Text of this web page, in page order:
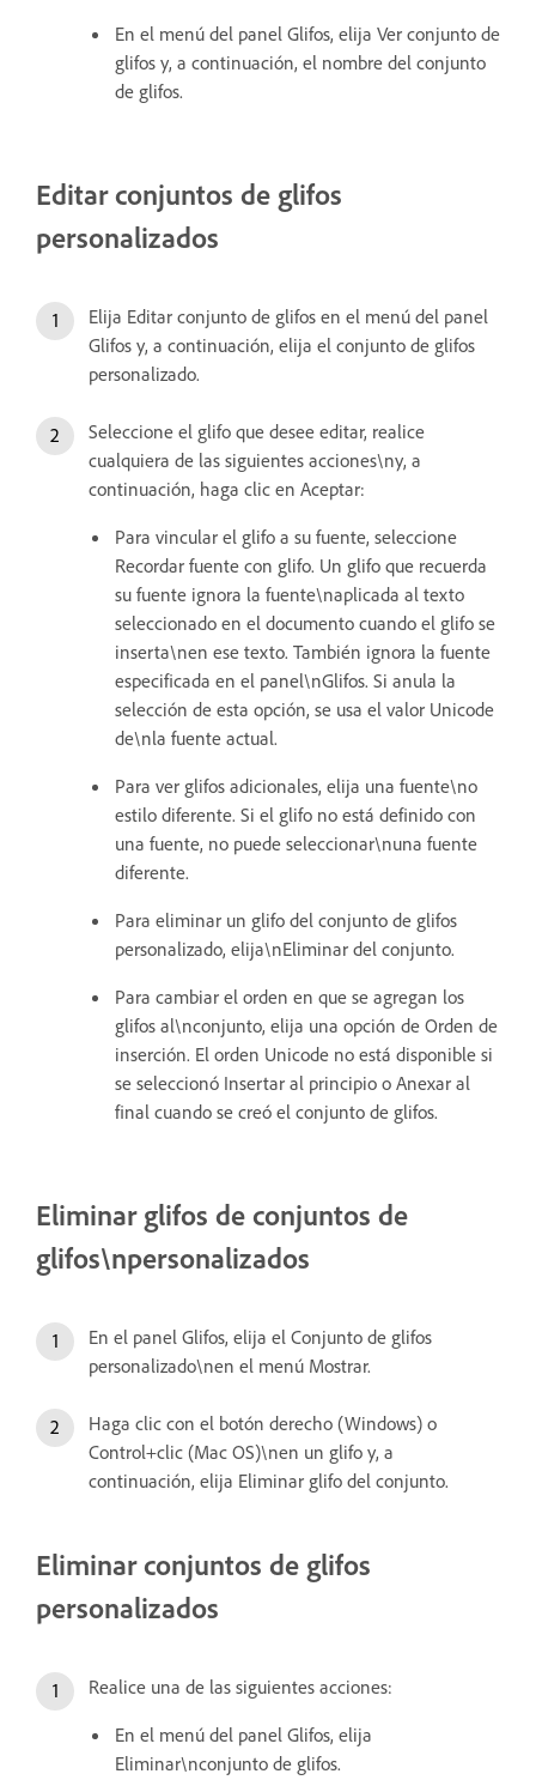
En el menú del panel Glifos, elija Ver conjunto de
glifos y, a continuación, el nombre del conjunto
de glifos.
Editar conjuntos de glifos
personalizados
Elija Editar conjunto de glifos en el menú del panel
Glifos y, a continuación, elija el conjunto de glifos
personalizado.
Seleccione el glifo que desee editar, realice
cualquiera de las siguientes acciones\ny, a
continuación, haga clic en Aceptar:
Para vincular el glifo a su fuente, seleccione
Recordar fuente con glifo. Un glifo que recuerda
su fuente ignora la fuente\naplicada al texto
seleccionado en el documento cuando el glifo se
inserta\nen ese texto. También ignora la fuente
especificada en el panel\nGlifos. Si anula la
selección de esta opción, se usa el valor Unicode
de\nla fuente actual.
Para ver glifos adicionales, elija una fuente\no
estilo diferente. Si el glifo no está definido con
una fuente, no puede seleccionar\nuna fuente
diferente.
Para eliminar un glifo del conjunto de glifos
personalizado, elija\nEliminar del conjunto.
Para cambiar el orden en que se agregan los
glifos al\nconjunto, elija una opción de Orden de
inserción. El orden Unicode no está disponible si
se seleccionó Insertar al principio o Anexar al
final cuando se creó el conjunto de glifos.
Eliminar glifos de conjuntos de
glifos\npersonalizados
En el panel Glifos, elija el Conjunto de glifos
personalizado\nen el menú Mostrar.
Haga clic con el botón derecho (Windows) o
Control+clic (Mac OS)\nen un glifo y, a
continuación, elija Eliminar glifo del conjunto.
Eliminar conjuntos de glifos
personalizados
Realice una de las siguientes acciones:
En el menú del panel Glifos, elija
Eliminar\nconjunto de glifos.